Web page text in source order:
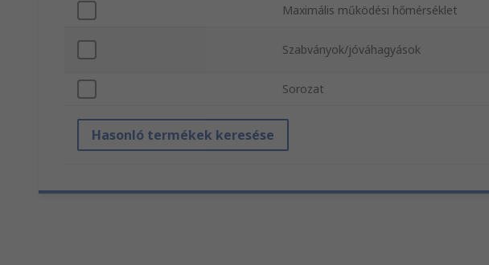
Maximális működési hőmérséklet
Szabványok/jóváhagyások
Sorozat
Hasonló termékek keresése